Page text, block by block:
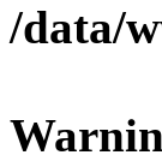
/data/